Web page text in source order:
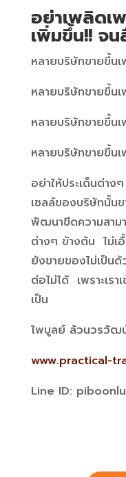
อย่าเพลิด
เพิ่มขึ้น!! จ
หลายบริษัทขายขึ้น
หลายบริษัทขายขึ้น
หลายบริษัทขายขึ้น
หลายบริษัทขายขึ้นเ
อย่าให้ประเด็นต่าง
เซลล์ของบริษัทนั้น
พัฒนาขีดความสาม
ต่างๆ ข้างต้น ไม่เ
ยังขายของไม่เป็น
ต่อไม่ได้ เพราะเรา
เป็น
ไพบูลย์ ล้วนวรวัฒ
www.practical-
Line ID: